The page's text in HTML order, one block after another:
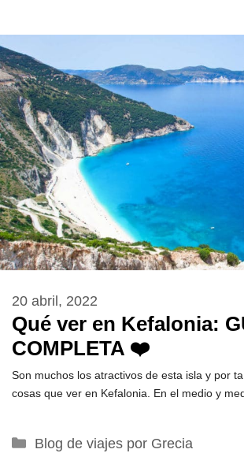
Qué ver en Kefalonia:
COMPLETA ❤️
20 abril, 2022
Son muchos los atractivos de esta isla y por
cosas que ver en Kefalonia. En el medio y
Categorías
Blog de viajes por Grecia